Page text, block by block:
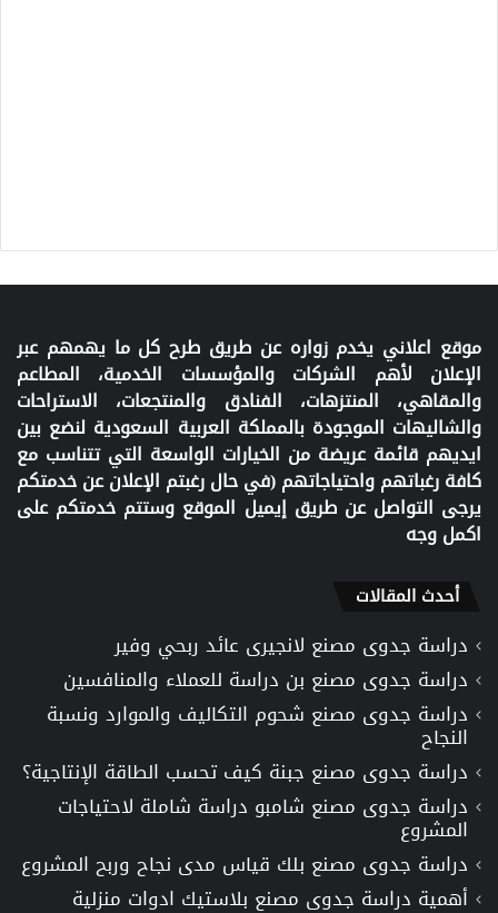
موقع اعلاني يخدم زواره عن طريق طرح كل ما يهمهم عبر
الإعلان لأهم الشركات والمؤسسات الخدمية، المطاعم
والمقاهي، المنتزهات، الفنادق والمنتجعات، الاستراحات
والشاليهات الموجودة بالمملكة العربية السعودية لنضع بين
ايديهم قائمة عريضة من الخيارات الواسعة التي تتناسب مع
كافة رغباتهم واحتياجاتهم (في حال رغبتم الإعلان عن خدمتكم
يرجى التواصل عن طريق إيميل الموقع وستتم خدمتكم على
اكمل وجه
أحدث المقالات
دراسة جدوى مصنع لانجيرى عائد ربحي وفير
دراسة جدوى مصنع بن دراسة للعملاء والمنافسين
دراسة جدوى مصنع شحوم التكاليف والموارد ونسبة
النجاح
دراسة جدوى مصنع جبنة كيف تحسب الطاقة الإنتاجية؟
دراسة جدوى مصنع شامبو دراسة شاملة لاحتياجات
المشروع
دراسة جدوى مصنع بلك قياس مدى نجاح وربح المشروع
أهمية دراسة جدوى مصنع بلاستيك ادوات منزلية